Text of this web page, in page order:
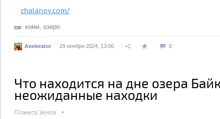
chalanov.com/
коми, озеро
Axelerator 29 ноября 2024, 13:00 0
Что находится на дне озера
неожиданные находки
Планета Земля